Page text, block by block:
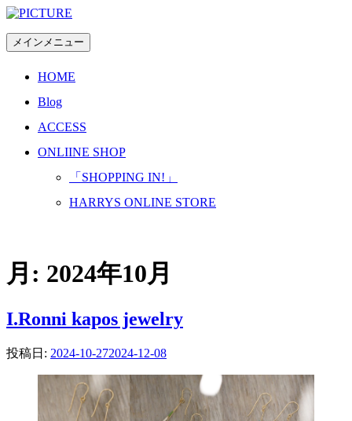
コ
テメインメニュー
HOME
Blog
ACCESS
ONLIINE SHOP
「SHOPPING IN!」
HARRYS ONLINE STORE
月: 2024年10月
I.Ronni kapos jewelry
投稿日: 2024-10-272024-12-08